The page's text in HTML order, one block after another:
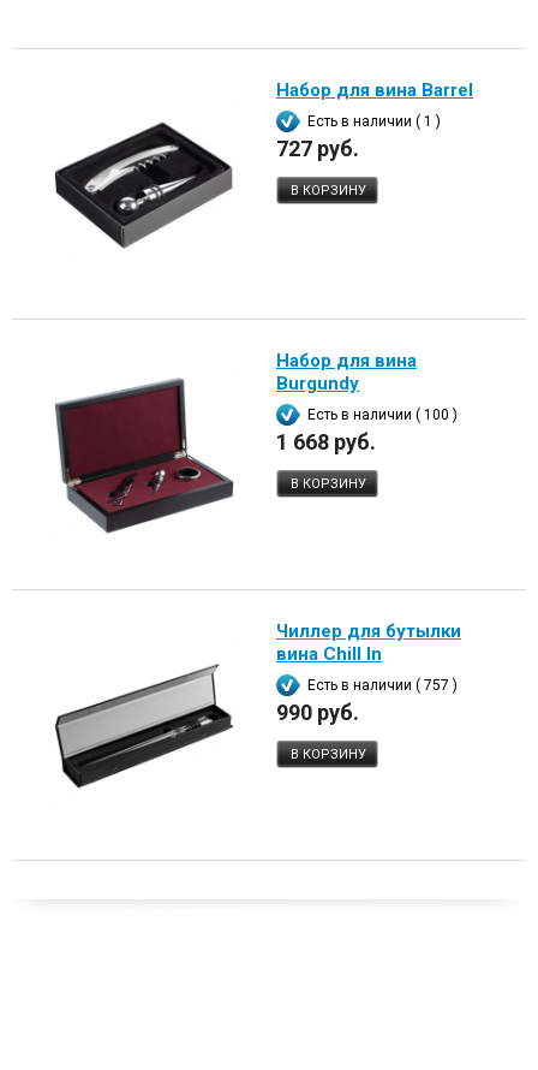
Набор для вина Barrel
Есть в наличии ( 1 )
727 руб.
В КОРЗИНУ
Набор для вина
Burgundy
Есть в наличии ( 100 )
1 668 руб.
В КОРЗИНУ
Чиллер для бутылки
вина Chill In
Есть в наличии ( 757 )
990 руб.
В КОРЗИНУ